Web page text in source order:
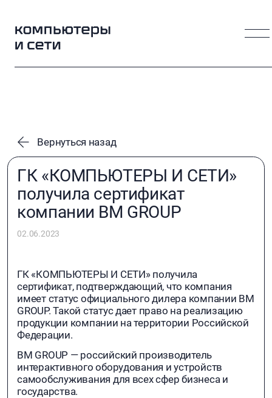
Вернуться назад
ГК «КОМПЬЮТЕРЫ И СЕТИ»
получила сертификат
компании BM GROUP
02.06.2023
ГК «КОМПЬЮТЕРЫ И СЕТИ» получила
сертификат, подтверждающий, что компания
имеет статус официального дилера компании BM
GROUP. Такой статус дает право на реализацию
продукции компании на территории Российской
Федерации.
BM GROUP — российский производитель
интерактивного оборудования и устройств
самообслуживания для всех сфер бизнеса и
государства.